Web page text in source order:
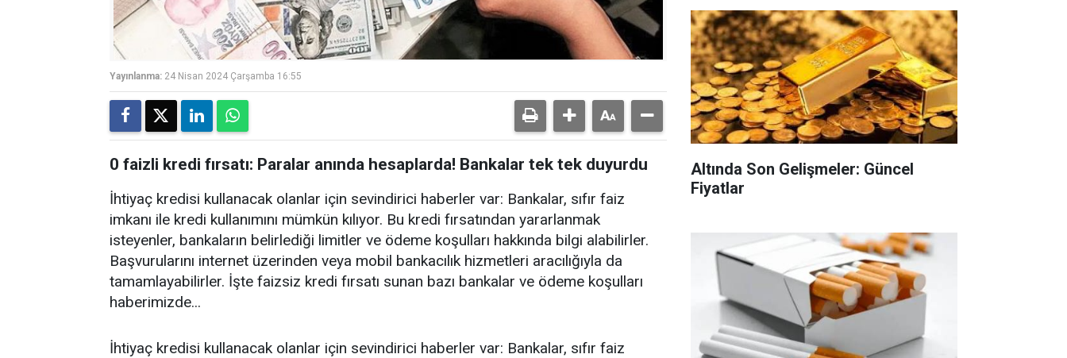
Yayınlanma: 24 Nisan 2024 Çarşamba 16:55
0 faizli kredi fırsatı: Paralar anında hesaplarda! Bankalar tek tek duyurdu
İhtiyaç kredisi kullanacak olanlar için sevindirici haberler var: Bankalar, sıfır faiz
imkanı ile kredi kullanımını mümkün kılıyor. Bu kredi fırsatından yararlanmak
isteyenler, bankaların belirlediği limitler ve ödeme koşulları hakkında bilgi alabilirler.
Başvurularını internet üzerinden veya mobil bankacılık hizmetleri aracılığıyla da
tamamlayabilirler. İşte faizsiz kredi fırsatı sunan bazı bankalar ve ödeme koşulları
haberimizde...
İhtiyaç kredisi kullanacak olanlar için sevindirici haberler var: Bankalar, sıfır faiz
Altında Son Gelişmeler: Güncel
Fiyatlar